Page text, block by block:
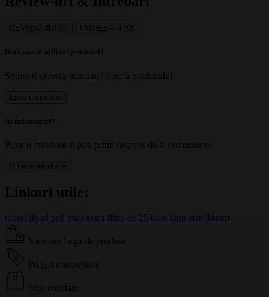
Detii sau ai utilizat produsul?
Spune-ti parerea acordand o nota produsului
Ai nelamuriri?
Pune o intrebare si poti primi raspuns de la comunitate.
Linkuri utile:
tuburi tigari pall mall extra filtru de 25 blue king size 84mm
Varietate largă de produse
Prețuri competitive
Stoc constant